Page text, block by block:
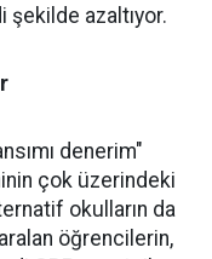
şekilde azaltıyor.
denerim"
çok üzerindeki
okulların da
öğrencilerin,